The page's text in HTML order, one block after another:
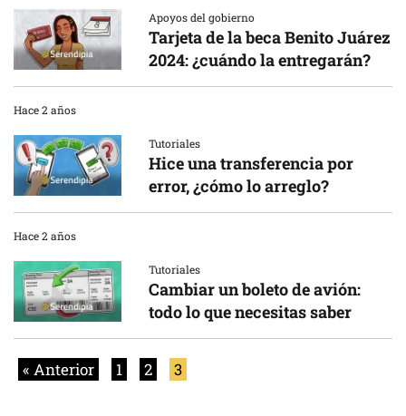
Apoyos del gobierno
Tarjeta de la beca Benito Juárez
2024: ¿cuándo la entregarán?
Hace 2 años
Tutoriales
Hice una transferencia por
error, ¿cómo lo arreglo?
Hace 2 años
Tutoriales
Cambiar un boleto de avión:
todo lo que necesitas saber
« Anterior 1 2 3